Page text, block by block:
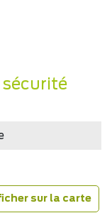
sur la carte